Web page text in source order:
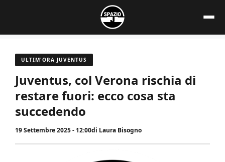
contenuto
ULTIM'ORA JUVENTUS
Juventus, col Verona rischia di
restare fuori: ecco cosa sta
succedendo
19 Settembre 2025 - 12:00di Laura Bisogno